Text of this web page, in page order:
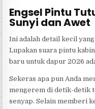
Engsel Pintu
Sunyi dan Awet
Ini adalah detail kecil
Lupakan suara pintu
baru untuk dapur 2026
Sekeras apa pun Anda
mengerem di detik-detik
senyap. Selain memberi